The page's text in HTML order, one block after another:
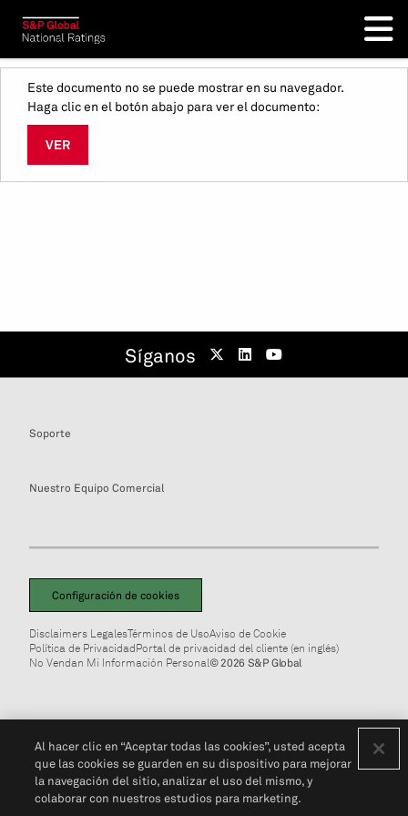
Este documento no se puede mostrar en su navegador.
Haga clic en el botón abajo para ver el documento:
VER
Síganos
Soporte
Nuestro Equipo Comercial
Configuración de cookies
Disclaimers LegalesTérminos de UsoAviso de Cookie
Política de PrivacidadPortal de privacidad del cliente (en inglés)
No Vendan Mi Información Personal© 2026 S&P Global
Al hacer clic en “Aceptar todas las cookies”, usted acepta
que las cookies se guarden en su dispositivo para mejorar
la navegación del sitio, analizar el uso del mismo, y
colaborar con nuestros estudios para marketing.